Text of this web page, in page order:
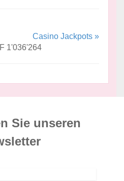
Casino Jackpots »
1'036'264
Sie unseren